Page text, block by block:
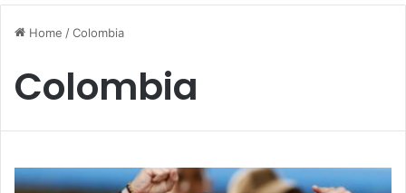
Home /Colombia
Colombia